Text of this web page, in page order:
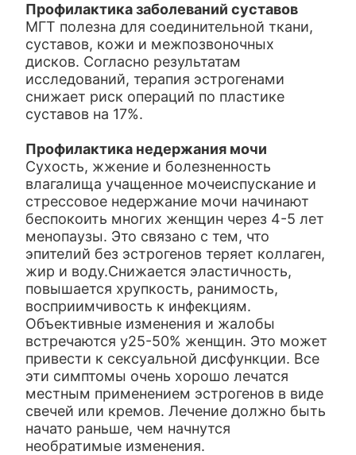
Профилактика заболеваний суставов
МГТ полезна для соединительной ткани,
суставов, кожи и межпозвоночных
дисков. Согласно результатам
исследований, терапия эстрогенами
снижает риск операций по пластике
суставов на 17%.
Профилактика недержания мочи
Сухость, жжение и болезненность
влагалища учащенное мочеиспускание и
стрессовое недержание мочи начинают
беспокоить многих женщин через 4-5 лет
менопаузы. Это связано с тем, что
эпителий без эстрогенов теряет коллаген,
жир и воду.Снижается эластичность,
повышается хрупкость, ранимость,
восприимчивость к инфекциям.
Объективные изменения и жалобы
встречаются у25-50% женщин. Это может
привести к сексуальной дисфункции. Все
эти симптомы очень хорошо лечатся
местным применением эстрогенов в виде
свечей или кремов. Лечение должно быть
начато раньше, чем начнутся
необратимые изменения.